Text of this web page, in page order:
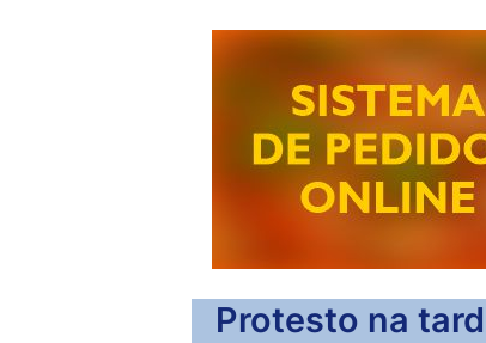
Protesto na